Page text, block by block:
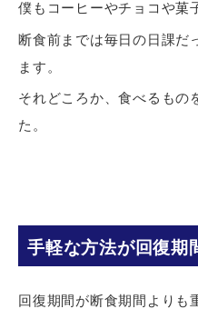
僕もコーヒーやチョコや菓
断食前までは毎日の日課だ
ます。
それどころか、食べるもの
た。
手軽な方法が回復期
回復期間が断食期間よりも